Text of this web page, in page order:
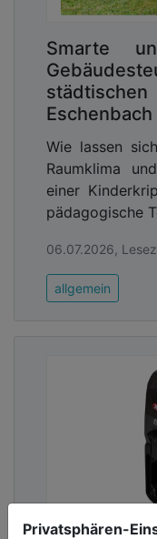
Privatsphären-
Smarte
Wie lassen
Raumklima
einer
pädagogische
06.07.2026,
allgemein